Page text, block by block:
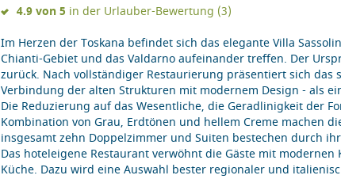
4.9von5 in der Urlauber-Bewertung (3)
Im Herzen der Toskana befindet sich das elegante Villa
Chianti-Gebiet und das Valdarno aufeinander treffen. Der
zurück. Nach vollständiger Restaurierung präsentiert sich
Verbindung der alten Strukturen mit modernem Design - als
Die Reduzierung auf das Wesentliche, die Geradlinigkeit der
Kombination von Grau, Erdtönen und hellem Creme machen
insgesamt zehn Doppelzimmer und Suiten bestechen durch
Das hoteleigene Restaurant verwöhnt die Gäste mit
Küche. Dazu wird eine Auswahl bester regionaler und